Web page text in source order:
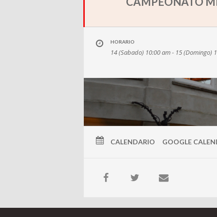
HORARIO
14 (Sabado) 10:00 am - 15 (Domingo)
CALENDARIO GOOGLE